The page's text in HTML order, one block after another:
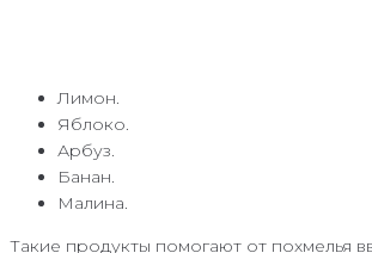
Лимон.
Яблоко.
Арбуз.
Банан.
Малина.
Такие продукты помогают от похмелья